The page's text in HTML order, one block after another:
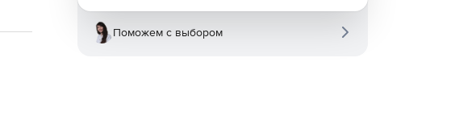
Поможем с выбором